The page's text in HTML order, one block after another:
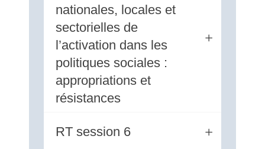
nationales, locales et
sectorielles de
l’activation dans les
politiques sociales :
appropriations et
résistances
RT session 6